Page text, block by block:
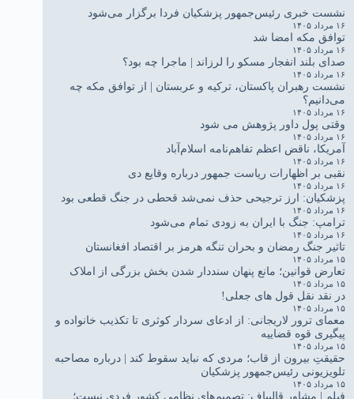
نشست خبری رئیس‌جمهور پزشکیان فردا برگزار می‌شود
۱۶ مرداد ۱۴۰۵
توافق مکه امضا شد
۱۶ مرداد ۱۴۰۵
صدای بلند انفجار مسکو را لرزاند | ماجرا چه بود؟
۱۶ مرداد ۱۴۰۵
نشست رهبران پاکستان، ترکیه و عربستان | از توافق مکه چه
می‌دانیم؟
۱۶ مرداد ۱۴۰۵
وقتی پول داور پژوهش می شود
۱۶ مرداد ۱۴۰۵
آمریکا، ناقض اعظم تفاهم‌نامه اسلام‌آباد
۱۶ مرداد ۱۴۰۵
نقبی بر اظهارات ریاست جمهور درباره وقایع دی
۱۶ مرداد ۱۴۰۵
پزشکیان: ارز ترجیحی حذف نمی‌شد قحطی در جنگ قطعی بود
۱۶ مرداد ۱۴۰۵
ترامپ: جنگ با ایران به زودی تمام می‌شود
۱۶ مرداد ۱۴۰۵
تاثیر جنگ رمضان و بحران تنگه هرمز بر اقتصاد افغانستان
۱۵ مرداد ۱۴۰۵
تعارض قوانین؛ مانع پنهان سنددار شدن بخش بزرگی از املاک
۱۵ مرداد ۱۴۰۵
در نقد نقل قول های جعلی!
۱۵ مرداد ۱۴۰۵
معمای ترور لاریجانی: از ادعای سردار کوثری تا تکذیب خانواده و
پیگیری قوه قضاییه
۱۵ مرداد ۱۴۰۵
حقیقتِ بیرون از قاب؛ مردی که نباید سقوط کند | درباره مصاحبه
تلویزیونی رئیس‌جمهور پزشکیان
۱۵ مرداد ۱۴۰۵
فیلم | مشاور قالیباف: تصمیم‌های نظامی کشور فردی نیست؛